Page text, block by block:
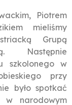
Piotrem
mieliśmy
Grupą
Następnie
szkolonego w
przy
było spotkać
w narodowym